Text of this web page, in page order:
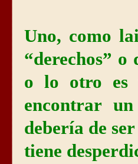
Uno, como
“derechos” o
o lo otro es
encontrar
debería de
tiene